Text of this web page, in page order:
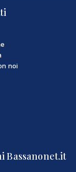
noi
Bassanonet.it